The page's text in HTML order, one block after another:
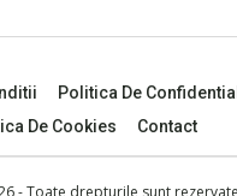
Politica De
De Cookies
Contact